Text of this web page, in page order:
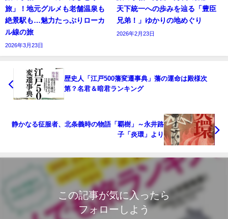
旅」！地元グルメも老舗温泉も
絶景駅も…魅力たっぷりローカ
ル線の旅
2026年3月23日
天下統一への歩みを辿る「豊臣
兄弟！」ゆかりの地めぐり
2026年2月23日
歴史人「江戸500藩変遷事典」藩の運命は殿様次
第？名君＆暗君ランキング
静かなる征服者、北条義時の物語「覇樹」～永井路
子「炎環」より
この記事が気に入ったら
フォローしよう